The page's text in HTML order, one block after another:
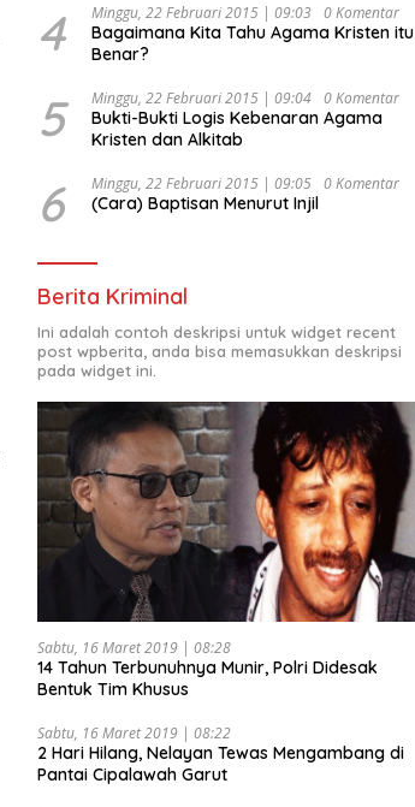
4 Minggu, 22 Februari 2015 | 09:03 0 Komentar
Bagaimana Kita Tahu Agama Kristen itu
Benar?
5 Minggu, 22 Februari 2015 | 09:04 0 Komentar
Bukti-Bukti Logis Kebenaran Agama
Kristen dan Alkitab
6 Minggu, 22 Februari 2015 | 09:05 0 Komentar
(Cara) Baptisan Menurut Injil
Berita Kriminal
Ini adalah contoh deskripsi untuk widget recent
post wpberita, anda bisa memasukkan deskripsi
pada widget ini.
Sabtu, 16 Maret 2019 | 08:28
14 Tahun Terbunuhnya Munir, Polri Didesak
Bentuk Tim Khusus
Sabtu, 16 Maret 2019 | 08:22
2 Hari Hilang, Nelayan Tewas Mengambang di
Pantai Cipalawah Garut